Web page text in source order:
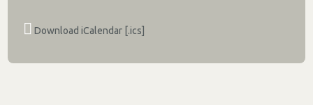
Download iCalendar [.ics]